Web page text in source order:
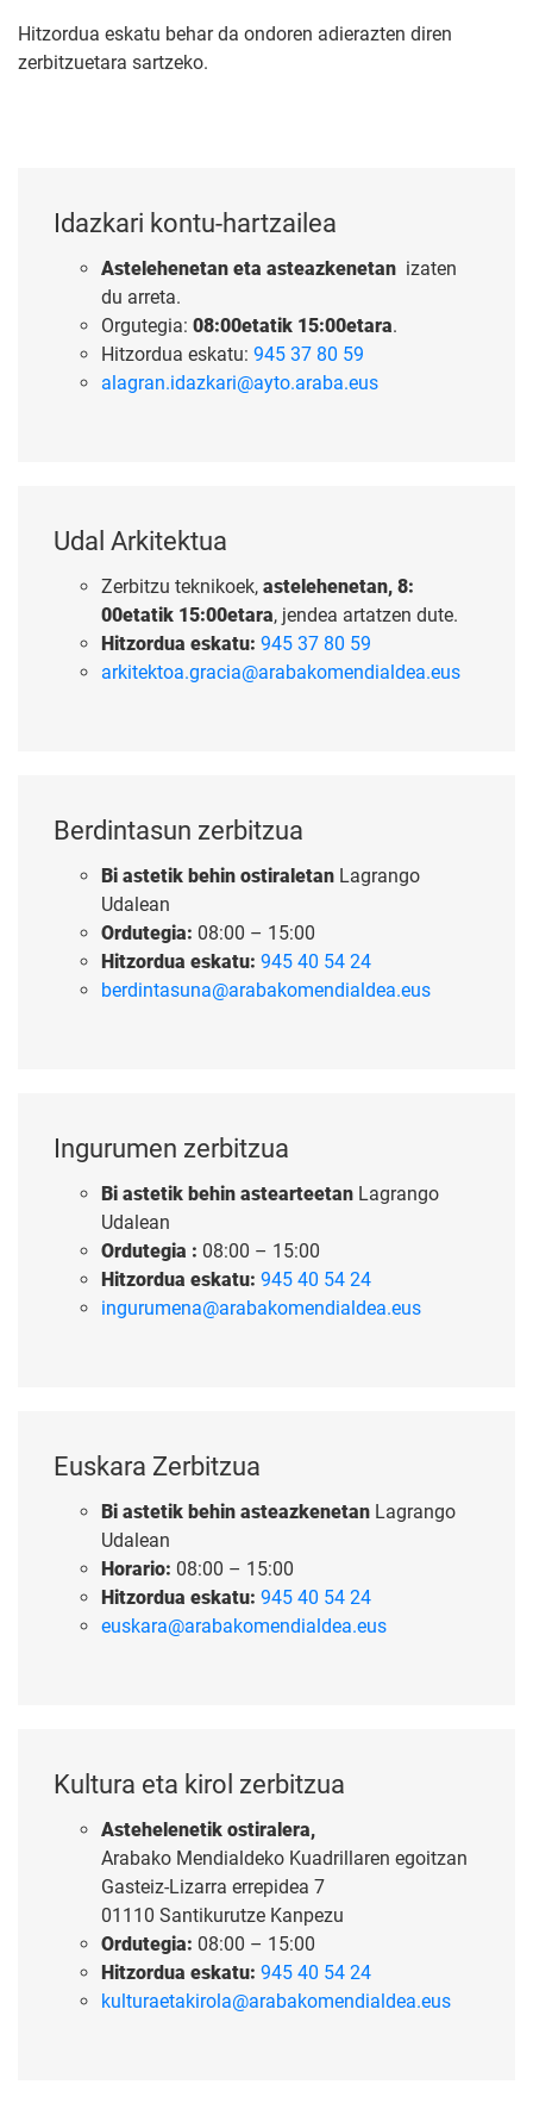
Hitzordua eskatu behar da ondoren adierazten diren
zerbitzuetara sartzeko.
Idazkari kontu-hartzailea
Astelehenetan eta asteazkenetan izaten
du arreta.
Orgutegia: 08:00etatik 15:00etara.
Hitzordua eskatu: 945 37 80 59
alagran.idazkari@ayto.araba.eus
Udal Arkitektua
Zerbitzu teknikoek, astelehenetan, 8:
00etatik 15:00etara, jendea artatzen dute.
Hitzordua eskatu: 945 37 80 59
arkitektoa.gracia@arabakomendialdea.eus
Berdintasun zerbitzua
Bi astetik behin ostiraletan Lagrango
Udalean
Ordutegia: 08:00 – 15:00
Hitzordua eskatu: 945 40 54 24
berdintasuna@arabakomendialdea.eus
Ingurumen zerbitzua
Bi astetik behin astearteetan Lagrango
Udalean
Ordutegia : 08:00 – 15:00
Hitzordua eskatu: 945 40 54 24
ingurumena@arabakomendialdea.eus
Euskara Zerbitzua
Bi astetik behin asteazkenetan Lagrango
Udalean
Horario: 08:00 – 15:00
Hitzordua eskatu: 945 40 54 24
euskara@arabakomendialdea.eus
Kultura eta kirol zerbitzua
Astehelenetik ostiralera,
Arabako Mendialdeko Kuadrillaren egoitzan
Gasteiz-Lizarra errepidea 7
01110 Santikurutze Kanpezu
Ordutegia: 08:00 – 15:00
Hitzordua eskatu: 945 40 54 24
kulturaetakirola@arabakomendialdea.eus